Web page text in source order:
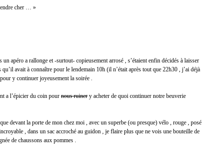
cher … »
apéro a rallonge et -surtout- copieusement arrosé , s’étaient enfin décidés à laisser
avait à connaître pour le lendemain 10h (il n’était après tout que 22h30 , j’ai déjà
y continuer joyeusement la soirée .
a l’épicier du coin pour nous ruiner y acheter de quoi continuer notre beuverie
devant la porte de mon chez moi , avec un superbe (ou presque) vélo , rouge , posé
, dans un sac accroché au guidon , je flaire plus que ne vois une bouteille de
de chaussons aux pommes .